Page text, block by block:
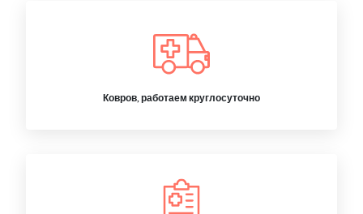
Ковров, работаем круглосуточно